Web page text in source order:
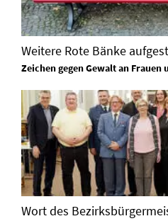
Weitere Rote Bänke
Zeichen gegen Gewalt an Frauen
Wort des